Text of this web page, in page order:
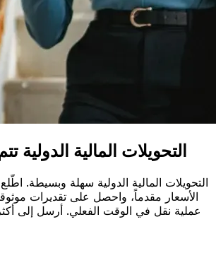
التحويلات المالية
الأسعار مقدماً، واحصل على تقديرات